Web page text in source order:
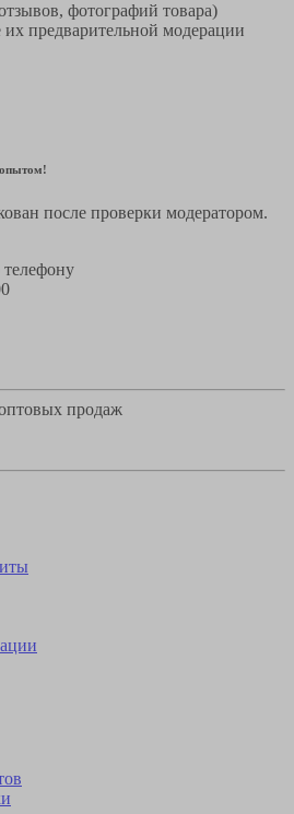
фотографий товара)
их предварительной модерации
опытом!
после проверки модератором.
телефону
продаж